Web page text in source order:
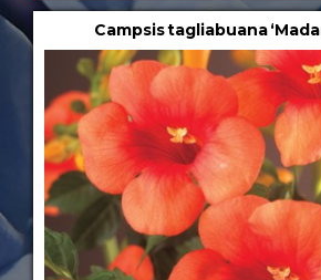
Campsis tagliabuana